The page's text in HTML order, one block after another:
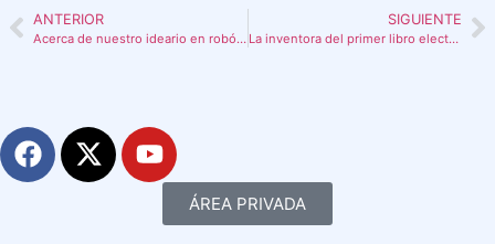
ANTERIOR
Acerca de nuestro ideario en robótica y programación…
SIGUIENTE
La inventora del primer libro electrónico
ÁREA PRIVADA